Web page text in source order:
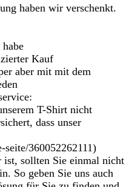
haben wir verschenkt.
Kauf
aber mit mit dem
T-Shirt nicht
dass unser
360052262111)
ist, sollten Sie einmal nicht
So geben Sie uns auch